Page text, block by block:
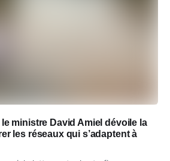
ministre David Amiel dévoile la
les réseaux qui s’adaptent à